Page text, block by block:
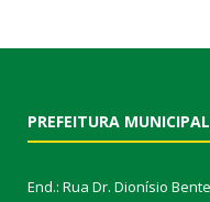
PREFEITURA
End.: Rua Dr. Dionísio